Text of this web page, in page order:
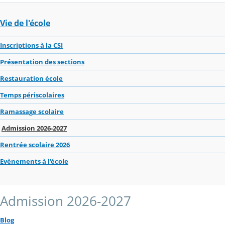
Vie de l'école
Inscriptions à la CSI
Présentation des sections
Restauration école
Temps périscolaires
Ramassage scolaire
Admission 2026-2027
Rentrée scolaire 2026
Evènements à l'école
Admission 2026-2027
Blog